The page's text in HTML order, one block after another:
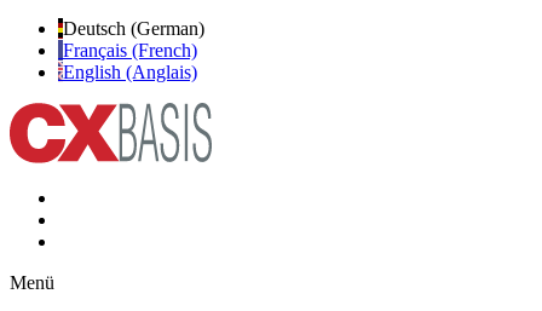
Deutsch (German)
Français (French)
English (Anglais)
Menü